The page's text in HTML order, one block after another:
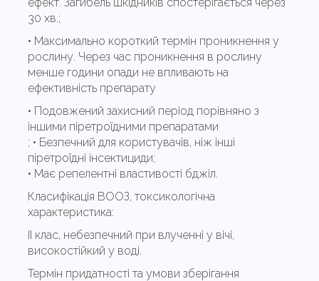
30 хв.;
• Максимально короткий термін проникнення у
рослину. Через час проникнення в рослину
менше години опади не впливають на
ефективність препарату
• Подовжений захисний період порівняно з
іншими піретроїдними препаратами
; • Безпечний для користувачів, ніж інші
піретроїдні інсектициди;
• Має репелентні властивості бджіл.
Класифікація ВООЗ, токсикологічна
характеристика:
II клас, небезпечний при влученні у вічі,
високостійкий у воді.
Термін придатності та умови зберігання